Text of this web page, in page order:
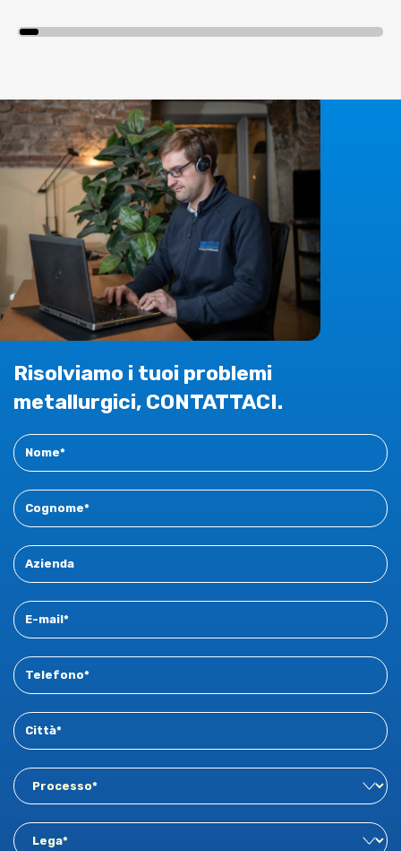
Risolviamo i tuoi problemi
metallurgici, CONTATTACI.
Contact
New